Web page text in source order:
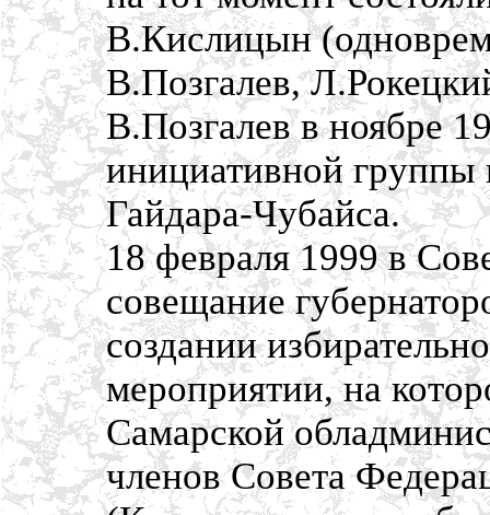
В.Кислицын
В.Позгалев,
В.Позгалев в ноябре
инициативной группы
Гайдара-Чубайса.
18 февраля 1999 в
совещание
создании
мероприятии, на
Самарской
членов Совета